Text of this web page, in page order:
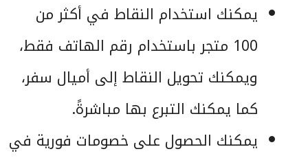
يمكنك استخدام النقاط في أكثر من
100 متجر باستخدام رقم الهاتف فقط،
ويمكنك تحويل النقاط إلى أميال سفر،
كما يمكنك التبرع بها مباشرةً.
يمكنك الحصول على خصومات فورية في